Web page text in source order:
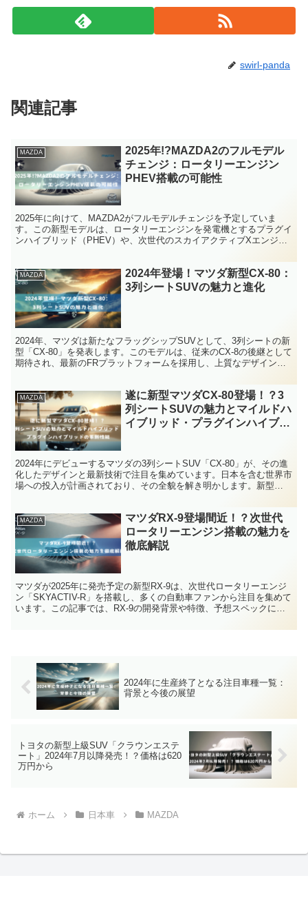
swirl-panda
関連記事
MAZDA
2025年!?MAZDA2のフルモデル
チェンジ：ロータリーエンジン
PHEV搭載の可能性
2025年に向けて、MAZDA2がフルモデルチェンジを予定していま
す。この新型モデルは、ロータリーエンジンを発電機とするプラグイ
ンハイブリッド（PHEV）や、次世代のスカイアクティブXエンジン
います。エクステリアは魂動デザインを継承しつつ、よりシャープで
スポーティな印象を与えるデザインになる予定です。また、インテリ
アも現行モデルの質感を引き継ぎ、上質で快適な空間を提供します。
この記事では、MAZDA2のフルモデルチェンジに関する詳細情報、
予想スペック、価格、そして新技術について詳しく解説します。
MAZDA
2024年登場！マツダ新型CX-80：
3列シートSUVの魅力と進化
2024年、マツダは新たなフラッグシップSUVとして、3列シートの新
型「CX-80」を発表します。このモデルは、従来のCX-8の後継として
期待され、最新のFRプラットフォームを採用し、上質なデザインと
れており、家族連れやアウトドア愛好者に最適な選択肢となるでしょ
う。
MAZDA
遂に新型マツダCX-80登場！？3
列シートSUVの魅力とマイルドハ
イブリッド・プラグインハイブリ
2024年にデビューするマツダの3列シートSUV「CX-80」が、その進
化したデザインと最新技術で注目を集めています。日本を含む世界市
場への投入が計画されており、その全貌を解き明かします。新型
ルで、現代のドライバーと家族に最適な選択肢を提供します。この記
事では、新型SUVの魅力に焦点を当て、その特徴と市場でのポジシ
ョンを詳細にご紹介します。さらに、日本市場での導入時期や価格、
競合との比較についても触れ、消費者の皆様が最も関心を持つ情報を
提供します。
MAZDA
マツダRX-9登場間近！？次世代
ロータリーエンジン搭載の魅力を
徹底解説
マツダが2025年に発売予定の新型RX-9は、次世代ロータリーエンジ
ン「SKYACTIV-R」を搭載し、多くの自動車ファンから注目を集めて
います。この記事では、RX-9の開発背景や特徴、予想スペックにつ
2024年に生産終了となる注目車種一覧：
背景と今後の展望
トヨタの新型上級SUV「クラウンエステ
ート」2024年7月以降発売！？価格は620
万円から
ホーム 日本車 MAZDA